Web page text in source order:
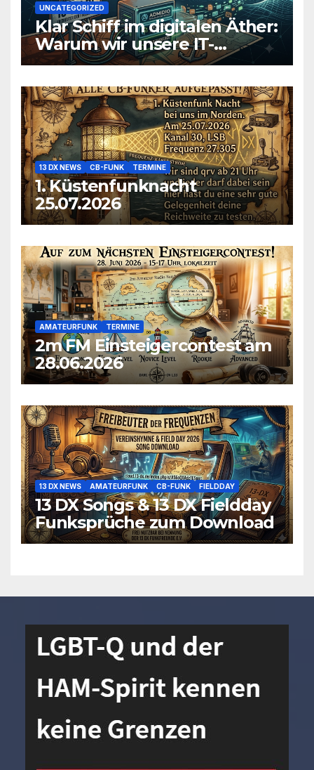
UNCATEGORIZED
Klar Schiff im digitalen Äther:
Warum wir unsere IT-
Infrastruktur konsolidieren
13 DX NEWS CB-FUNK TERMINE
1. Küstenfunknacht
25.07.2026
AMATEURFUNK TERMINE
2m FM Einsteigercontest am
28.06.2026
13 DX NEWS AMATEURFUNK CB-FUNK FIELDDAY
13 DX Songs & 13 DX Fieldday
Funksprüche zum Download